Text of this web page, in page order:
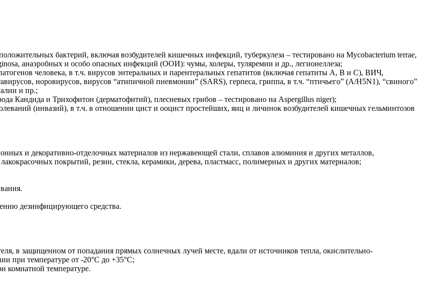
бактерий, включая возбудителей кишечных инфекций, туберкулеза – тестировано на Mycobacterium terrae,
анаэробных и особо опасных инфекций (ООИ): чумы, холеры, туляремии и др., легионеллеза;
человека, в т.ч. вирусов энтеральных и парентеральных гепатитов (включая гепатиты А, В и С), ВИЧ,
норовирусов, вирусов “атипичной пневмонии” (SARS), герпеса, гриппа, в т.ч. “птичьего” (А/H5N1), “свиного”
и пр.;
Кандида и Трихофитон (дерматофитий), плесневых грибов – тестировано на Aspergillus niger);
(инвазий), в т.ч. в отношении цист и ооцист простейших, яиц и личинок возбудителей кишечных гельминтозов
и декоративно-отделочных материалов из нержавеющей стали, сплавов алюминия и других металлов,
покрытий, резин, стекла, керамики, дерева, пластмасс, полимерных и других материалов;
дезинфицирующего средства.
в защищенном от попадания прямых солнечных лучей месте, вдали от источников тепла, окислительно-
при температуре от -20°С до +35°С;
комнатной температуре.